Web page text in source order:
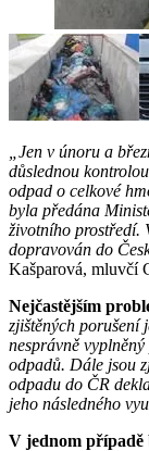
„Jen v únoru a
důslednou
odpad o celkové
byla předána
životního prostředí.
dopravován do
Kašparová, mluvčí
Nejčastějším
zjištěných porušení
nesprávně
odpadů. Dále jsou
odpadu do ČR
jeho následného
V jednom případě